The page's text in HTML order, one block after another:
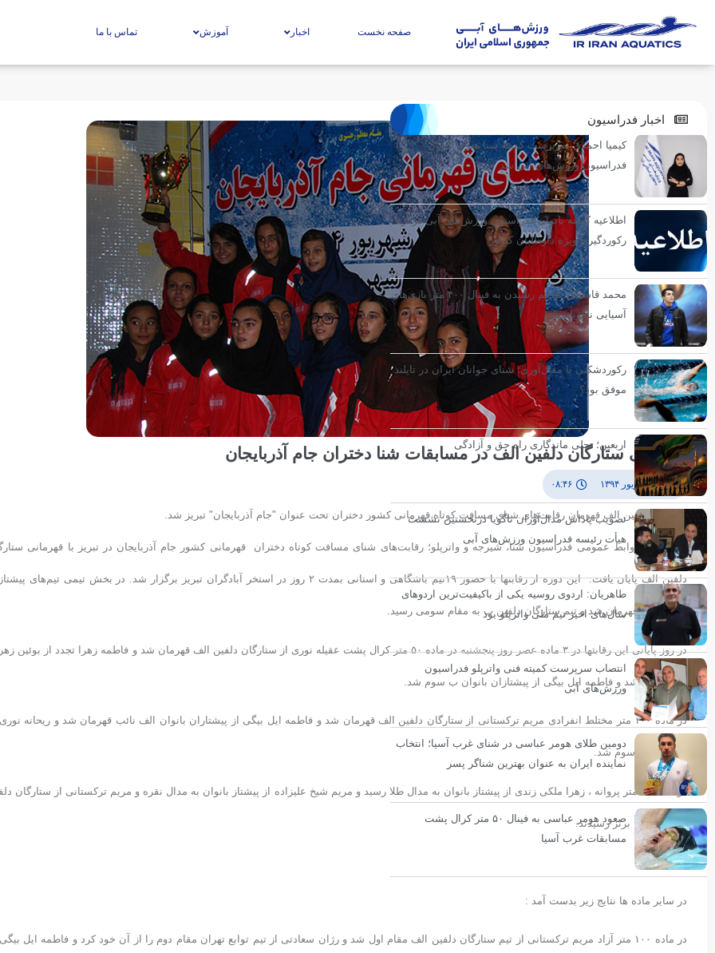
صفحه نخست اخبار آموزش تماس با ما
قهرمانی ستارگان دلفین الف در مسابقات شنا دختران جام آذربایجان
۲۸ شهریور ۱۳۹۴ ۰۸:۴۶
ستارگان دلفین الف قهرمان رقابت‌های شنای مسافت کوتاه قهرمانی کشور دختران تحت عنوان "جام آذربایجان" تبریز شد.
به گزارش روابط عمومی فدراسیون شنا، شیرجه و واترپلو؛ رقابت‌های شنای مسافت کوتاه دختران قهرمانی کشور جام آذربایجان در تبریز با قهرمانی
دلفین الف پایان یافت. این دوره از رقابتها با حضور ۱۹تیم باشگاهی و استانی بمدت ۲ روز در استخر آبادگران تبریز برگزار شد. در بخش تیمی تیم‌های
بانوان الف قهرمان شد و تیم ستارگان دلفین ب به مقام سومی رسید.
در روز پایانی این رقابتها در ۳ ماده عصر روز پنجشنبه در ماده ۵۰ متر کرال پشت عقیله نوری از ستارگان دلفین الف قهرمان شد و فاطمه زهرا تجدد از بوئین
قزوین دوم شد و فاطمه ایل بیگی از پیشتازان بانوان ب سوم شد.
در ماده ۱۰۰ متر مختلط انفرادی مریم ترکستانی از ستارگان دلفین الف قهرمان شد و فاطمه ایل بیگی از پیشتاران بانوان الف نائب قهرمان شد و ریحانه نوری
توابع تهران سوم شد.
در ماده ۵۰ متر پروانه ، زهرا ملکی زندی از پیشتاز بانوان به مدال طلا رسید و مریم شیخ علیزاده از پیشتاز بانوان به مدال نقره و مریم ترکستانی از ستارگان
الف به مدال برنز رسیدند.
در سایر ماده ها نتایج زیر بدست آمد :
در ماده ۱۰۰ متر آزاد مریم ترکستانی از تیم ستارگان دلفین الف مقام اول شد و رژان سعادتی از تیم توابع تهران مقام دوم را از آن خود کرد و فاطمه ایل بیگی
اخبار فدراسیون
کیمیا احمدی سرپرست کمیته شنا هنری بانوان
فدراسیون ورزش‌های آبی شد
اطلاعیه کمیته بانوان فدراسیون ورزش‌های آبی درباره
رکوردگیری ویژه داوطلبان کنکور
محمد قاسمی: هدفم رسیدن به فینال ۴۰۰ متر بازی‌های
آسیایی ناگویاست
رکوردشکنی یا مدال‌آوری؛ شنای جوانان ایران در تایلند
موفق بود؟
اربعین؛ تجلی ماندگاری راه حق و آزادگی
تصویب پاداش مدال‌آوران ناگویا درنخستین نشست
هیأت رئیسه فدراسیون ورزش‌های آبی
طاهریان: اردوی روسیه یکی از باکیفیت‌ترین اردوهای
سال‌های اخیر تیم ملی واترپلو بود
انتصاب سرپرست کمیته فنی واترپلو فدراسیون
ورزش‌های آبی
دومین طلای هومر عباسی در شنای غرب آسیا؛ انتخاب
نماینده ایران به عنوان بهترین شناگر پسر
صعود هومر عباسی به فینال ۵۰ متر کرال پشت
مسابقات غرب آسیا